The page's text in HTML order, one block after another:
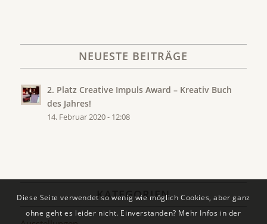
NEUESTE BEITRÄGE
2. Platz Creative Impuls Award – Kreativ Buch
des Jahres!
14. Februar 2020 - 12:08
KATEGORIEN
Diese Seite verwendet so wenig wie möglich Cookies, aber ganz
ohne geht es leider nicht. Einverstanden? Mehr Infos in der